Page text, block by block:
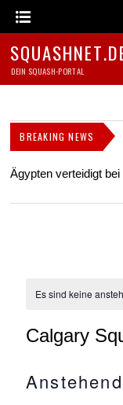
DEIN SQUASH-PORTAL
BREAKING NEWS
Ägypten verteidigt
Es sind keine
Calgary